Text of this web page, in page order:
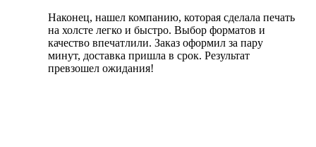
Наконец, нашел компанию, которая сделала печать
на холсте легко и быстро. Выбор форматов и
качество впечатлили. Заказ оформил за пару
минут, доставка пришла в срок. Результат
превзошел ожидания!